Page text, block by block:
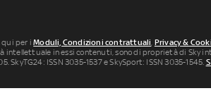
qui per iModuli, Condizioni contrattuali, Privacy &
in essi contenuti, sono di proprietà di Sky
SkyTG24: ISSN 3035-1537 e SkySport: ISSN 3035-1545.